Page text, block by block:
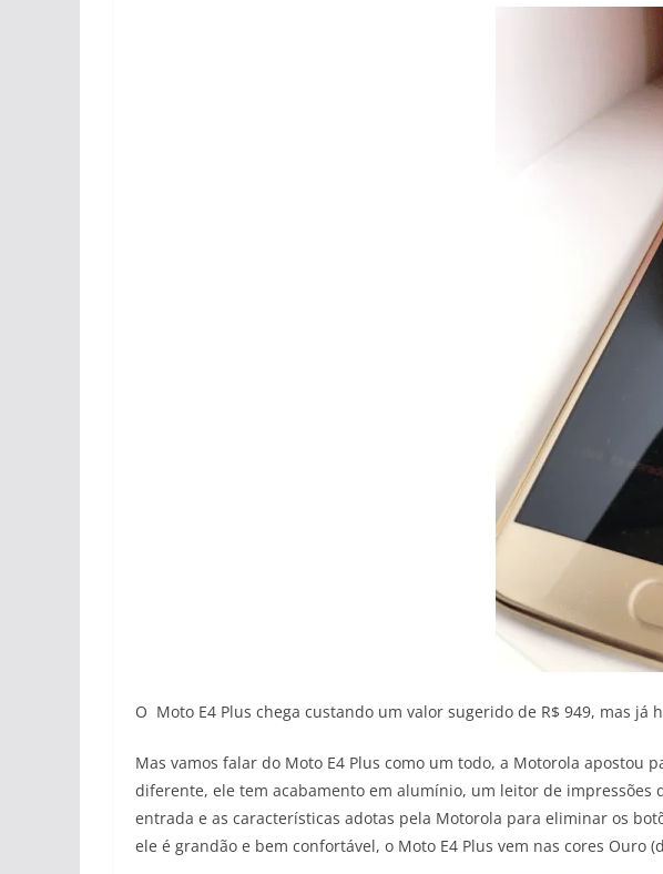
O Moto E4 Plus chega custando um valor sugerido de R$ 949, mas já
Mas vamos falar do Moto E4 Plus como um todo, a Motorola apostou
diferente, ele tem acabamento em alumínio, um leitor de impressões
entrada e as características adotas pela Motorola para eliminar os
ele é grandão e bem confortável, o Moto E4 Plus vem nas cores Ouro